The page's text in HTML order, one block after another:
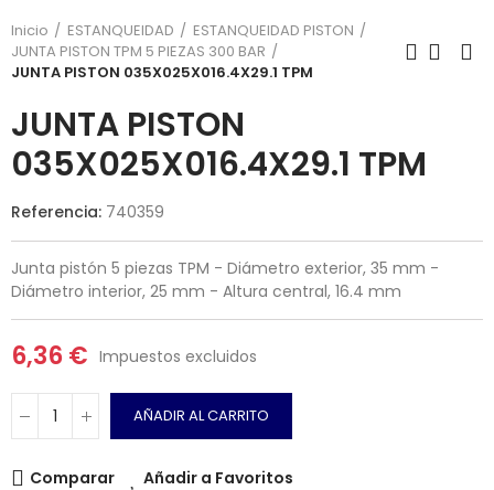
Inicio ESTANQUEIDAD
ESTANQUEIDAD PISTON
JUNTA PISTON TPM 5 PIEZAS 300 BAR
JUNTA PISTON 035X025X016.4X29.1 TPM
JUNTA PISTON
035X025X016.4X29.1 TPM
Referencia: 740359
Junta pistón 5 piezas TPM - Diámetro exterior, 35 mm -
Diámetro interior, 25 mm - Altura central, 16.4 mm
6,36 € Impuestos excluidos
AÑADIR AL CARRITO
Comparar Añadir a Favoritos